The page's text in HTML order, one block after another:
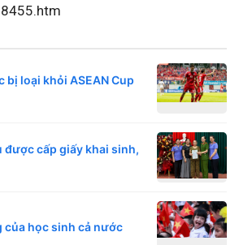
loại khỏi ASEAN Cup
được cấp giấy khai sinh,
học sinh cả nước